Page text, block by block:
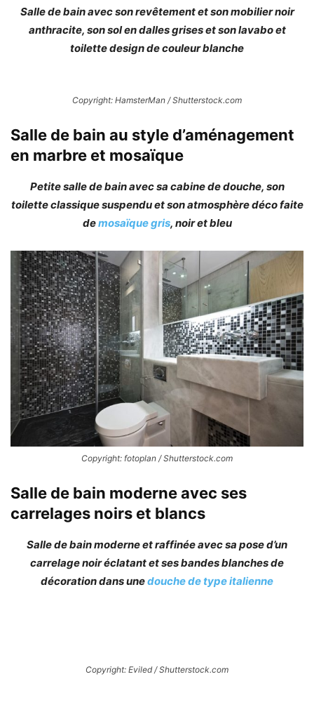
Salle de bain avec son revêtement et son mobilier noir
anthracite, son sol en dalles grises et son lavabo et
toilette design de couleur blanche
Copyright: HamsterMan / Shutterstock.com
Salle de bain au style d’aménagement
en marbre et mosaïque
Petite salle de bain avec sa cabine de douche, son
toilette classique suspendu et son atmosphère déco faite
demosaïque gris, noir et bleu
Copyright: fotoplan / Shutterstock.com
Salle de bain moderne avec ses
carrelages noirs et blancs
Salle de bain moderne et raffinée avec sa pose d’un
carrelage noir éclatant et ses bandes blanches de
décoration dans unedouche de type italienne
Copyright: Eviled / Shutterstock.com